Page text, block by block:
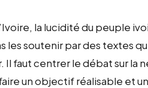
la lucidité du peuple
les soutenir par des textes
faut centrer le débat sur la
un objectif réalisable et